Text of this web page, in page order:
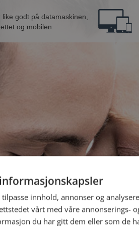
like godt på datamaskinen,
og mobilen
innhold, annonser og
vårt med våre annonserings-
du har gitt dem eller som de